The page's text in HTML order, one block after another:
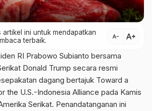
artikel ini untuk mendapatkan
terbaik.
text_decrease text_increase
RI Prabowo Subianto bersama
Donald Trump secara resmi
dagang bertajuk Toward a
the U.S.-Indonesia Alliance pada Kamis
Serikat. Penandatanganan ini